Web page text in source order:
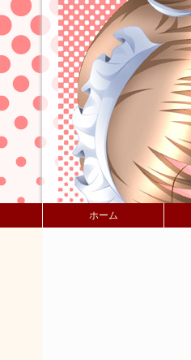
ホーム